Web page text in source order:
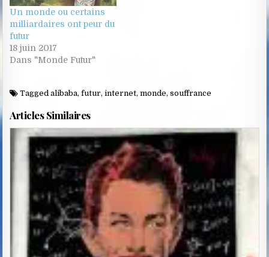
Un monde ou certains
milliardaires ont peur du
futur
18 juin 2017
Dans "Monde Futur"
Taggedalibaba,futur,internet,monde,souffrance
Articles Similaires
Posted
in